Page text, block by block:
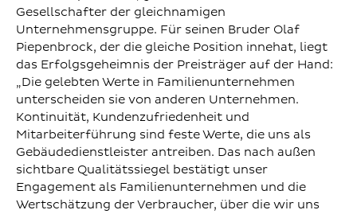
Gesellschafter der gleichnamigen
Unternehmensgruppe. Für seinen Bruder Olaf
Piepenbrock, der die gleiche Position innehat, liegt
das Erfolgsgeheimnis der Preisträger auf der Hand:
„Die gelebten Werte in Familienunternehmen
unterscheiden sie von anderen Unternehmen.
Kontinuität, Kundenzufriedenheit und
Mitarbeiterführung sind feste Werte, die uns als
Gebäudedienstleister antreiben. Das nach außen
sichtbare Qualitätssiegel bestätigt unser
Engagement als Familienunternehmen und die
Wertschätzung der Verbraucher, über die wir uns